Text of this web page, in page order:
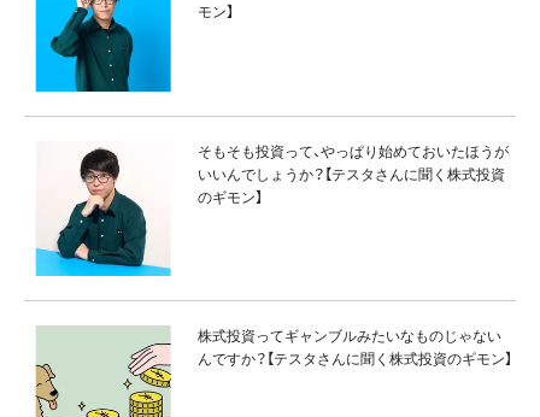
モン】
そもそも投資って、やっぱり始めておいたほうが
いいんでしょうか？【テスタさんに聞く株式投資
のギモン】
株式投資ってギャンブルみたいなものじゃない
んですか？【テスタさんに聞く株式投資のギモン】